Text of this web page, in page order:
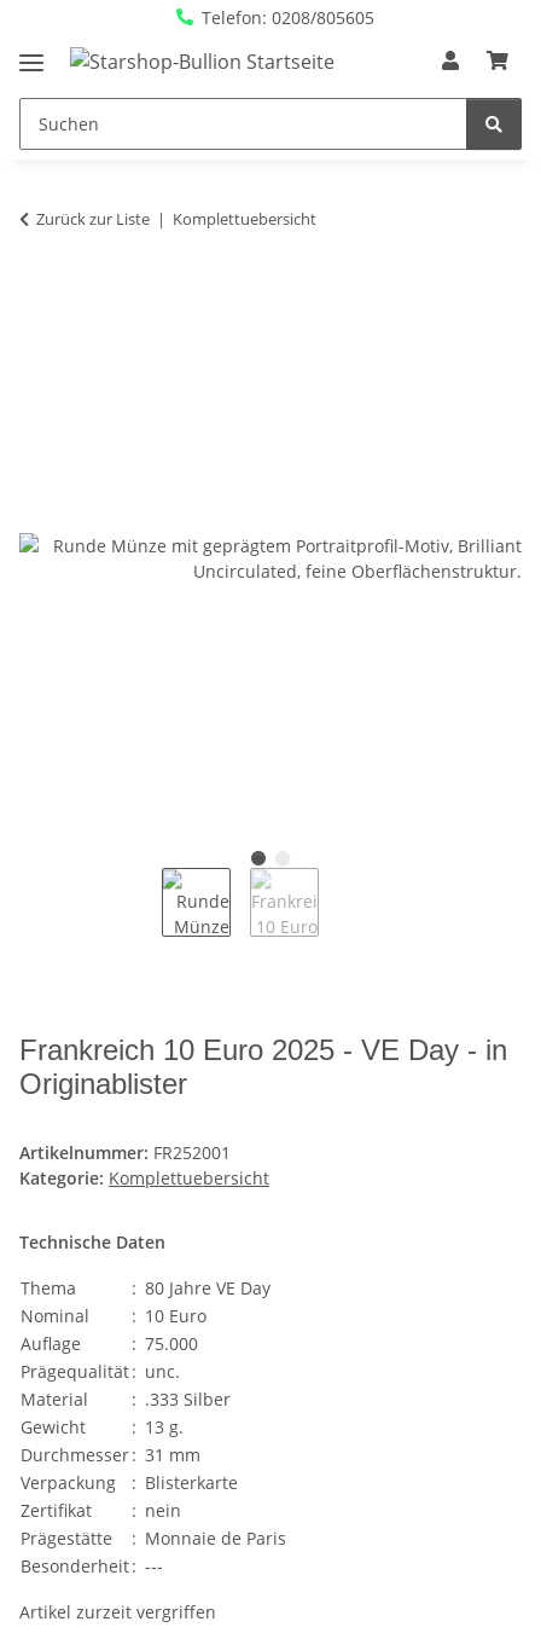
Telefon: 0208/805605
Zurück zur Liste Komplettuebersicht
Frankreich 10 Euro 2025 - VE Day - in
Originablister
Artikelnummer: FR252001
Kategorie: Komplettuebersicht
Technische Daten
Thema
: 80 Jahre VE Day
Nominal
: 10 Euro
Auflage
: 75.000
Prägequalität: unc.
Material
: .333 Silber
Gewicht
: 13 g.
Durchmesser: 31 mm
Verpackung
: Blisterkarte
Zertifikat
: nein
Prägestätte
: Monnaie de Paris
Besonderheit: ---
Artikel zurzeit vergriffen